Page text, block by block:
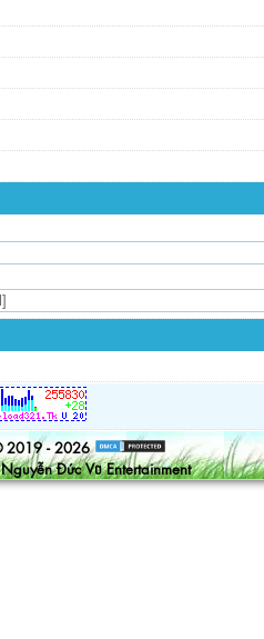
2019 - 2026
Đức Vũ Entertainment